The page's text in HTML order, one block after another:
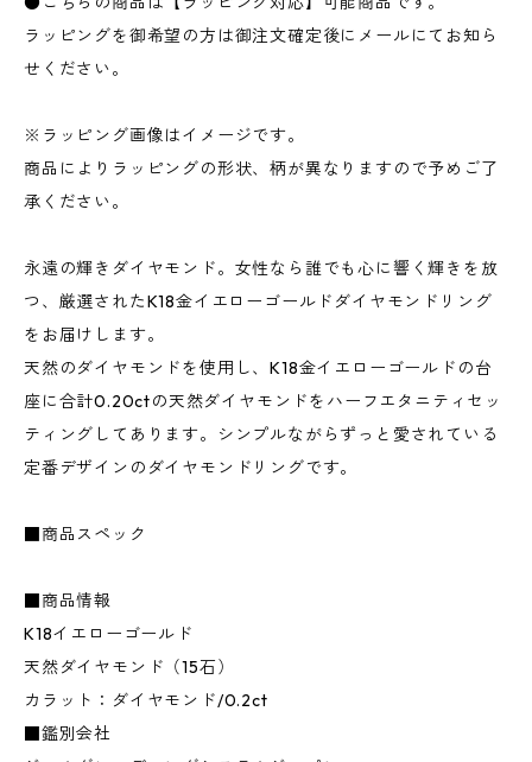
ラッピングを御希望の方は御注文確定後にメールにてお知ら
せください。
※ラッピング画像はイメージです。
商品によりラッピングの形状、柄が異なりますので予めご了
承ください。
永遠の輝きダイヤモンド。女性なら誰でも心に響く輝きを放
つ、厳選されたK18金イエローゴールドダイヤモンドリング
をお届けします。
天然のダイヤモンドを使用し、K18金イエローゴールドの台
座に合計0.20ctの天然ダイヤモンドをハーフエタニティセッ
ティングしてあります。シンプルながらずっと愛されている
定番デザインのダイヤモンドリングです。
■商品スペック
■商品情報
K18イエローゴールド
天然ダイヤモンド（15石）
カラット：ダイヤモンド/0.2ct
■鑑別会社